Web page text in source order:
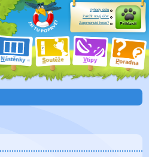
Nástěnky Soutěže Vtipy Poradna
Výhody účtu
Založit nový účet
Zapomenuté heslo?
Přihlásit